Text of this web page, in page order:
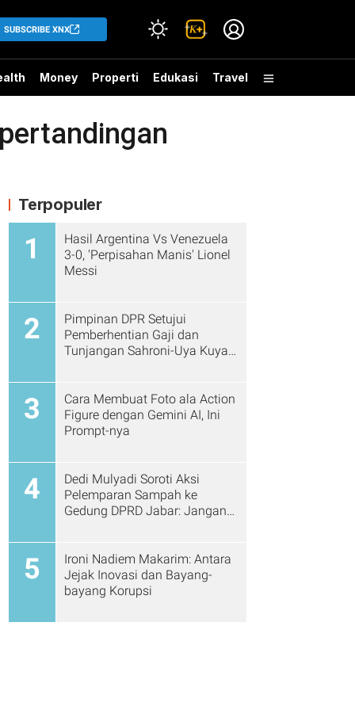
SUBSCRIBE XNX
Money Properti Edukasi Travel
Terpopuler
1
Hasil Argentina Vs Venezuela
3-0, 'Perpisahan Manis' Lionel
Messi
2
Pimpinan DPR Setujui
Pemberhentian Gaji dan
Tunjangan Sahroni-Uya Kuya
3
Cara Membuat Foto ala Action
Figure dengan Gemini AI, Ini
Prompt-nya
4
Dedi Mulyadi Soroti Aksi
Pelemparan Sampah ke
Gedung DPRD Jabar: Jangan
5
Ironi Nadiem Makarim: Antara
Jejak Inovasi dan Bayang-
bayang Korupsi